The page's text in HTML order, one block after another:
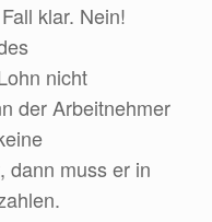
klar. Nein!
nicht
der Arbeitnehmer
dann muss er in